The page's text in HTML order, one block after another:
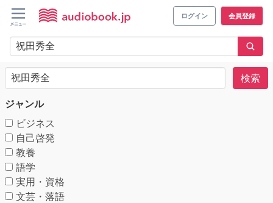
ログイン 会員登録
検索
ジャンル
ビジネス
自己啓発
教養
語学
実用・資格
文芸・落語